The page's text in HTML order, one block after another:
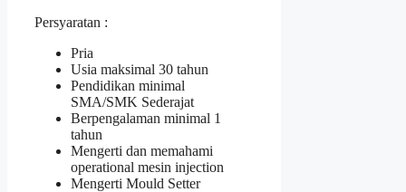
Persyaratan :
Pria
Usia maksimal 30 tahun
Pendidikan minimal
SMA/SMK Sederajat
Berpengalaman minimal 1
tahun
Mengerti dan memahami
operational mesin injection
Mengerti Mould Setter